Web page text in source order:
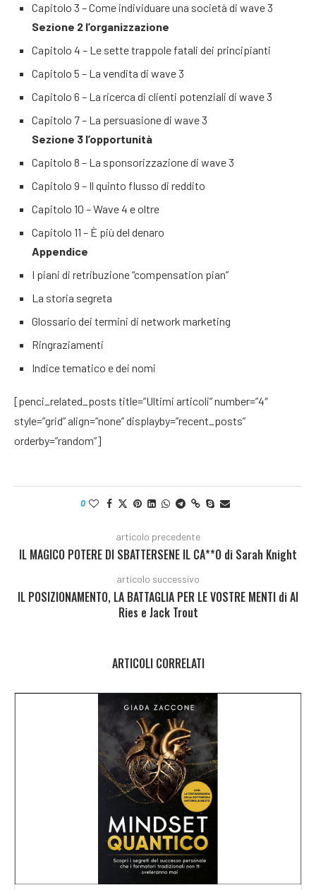
Capitolo 3 – Come individuare una società di wave 3
Sezione 2 l’organizzazione
Capitolo 4 – Le sette trappole fatali dei principianti
Capitolo 5 – La vendita di wave 3
Capitolo 6 – La ricerca di clienti potenziali di wave 3
Capitolo 7 – La persuasione di wave 3
Sezione 3 l’opportunità
Capitolo 8 – La sponsorizzazione di wave 3
Capitolo 9 – Il quinto flusso di reddito
Capitolo 10 – Wave 4 e oltre
Capitolo 11 – È più del denaro
Appendice
I piani di retribuzione “compensation pian”
La storia segreta
Glossario dei termini di network marketing
Ringraziamenti
Indice tematico e dei nomi
[penci_related_posts title=”Ultimi articoli” number=”4″
style=”grid” align=”none” displayby=”recent_posts”
orderby=”random”]
0
articolo precedente
IL MAGICO POTERE DI SBATTERSENE IL CA**O di Sarah Knight
articolo successivo
IL POSIZIONAMENTO, LA BATTAGLIA PER LE VOSTRE MENTI di Al
Ries e Jack Trout
ARTICOLI CORRELATI